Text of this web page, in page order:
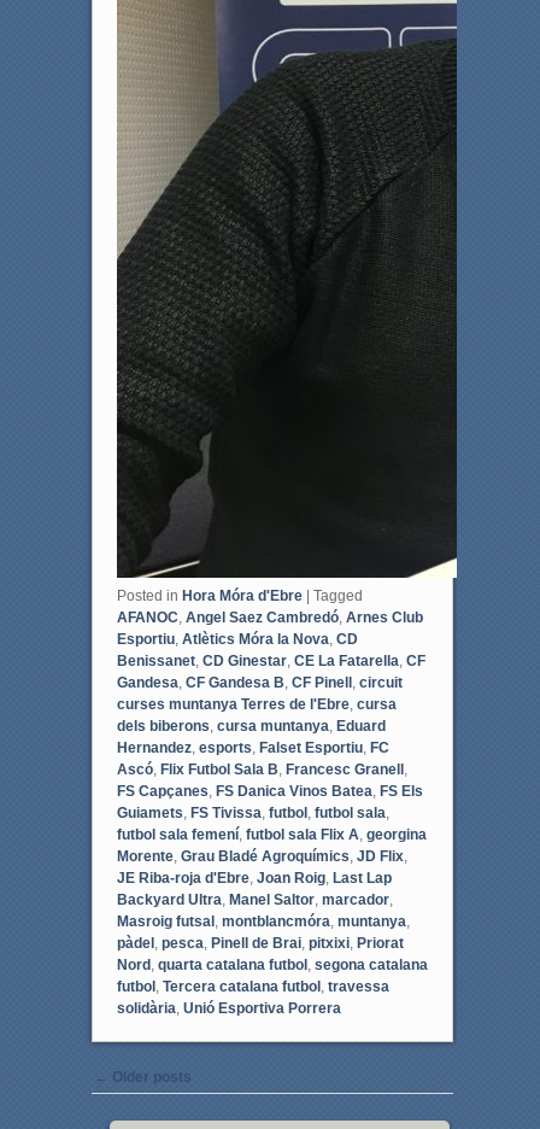
Posted in Hora Móra d'Ebre | Tagged
AFANOC Angel Saez Cambredó, Arnes Club
Esportiu, Atlètics Móra la Nova CD
Benissanet, CD Ginestar, CE La Fatarella CF
Gandesa CF Gandesa B CF Pinell, circuit
curses muntanya Terres de l'Ebre, cursa
dels biberons cursa muntanya Eduard
Hernandez, esports Falset Esportiu, FC
Ascó, Flix Futbol Sala B Francesc Granell,
FS Capçanes FS Danica Vinos Batea FS Els
Guiamets FS Tivissa futbol, futbol sala
futbol sala femení, futbol sala Flix A georgina
Morente, Grau Bladé Agroquímics JD Flix,
JE Riba-roja d'Ebre, Joan Roig, Last Lap
Backyard Ultra Manel Saltor, marcador,
Masroig futsal, montblancmóra muntanya
pàdel, pesca Pinell de Brai, pitxixi, Priorat
Nord, quarta catalana futbol, segona catalana
futbol, Tercera catalana futbol, travessa
solidària Unió Esportiva Porrera
Post navigation
← Older posts